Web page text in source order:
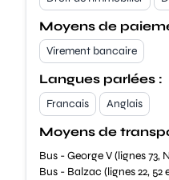
Moyens de
Virement bancaire
Langues parlées :
Francais Anglais
Moyens de
Bus - George V (lignes 73,
Bus - Balzac (lignes 22, 52